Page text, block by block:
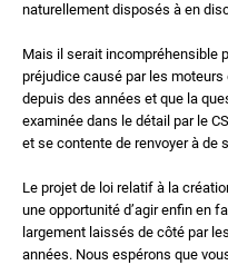
naturellement disposés à en
Mais il serait incompréhensible
préjudice causé par les
depuis des années et que la
examinée dans le détail par le
et se contente de renvoyer à de
Le projet de loi relatif à la
une opportunité d’agir enfin en
largement laissés de côté par
années. Nous espérons que